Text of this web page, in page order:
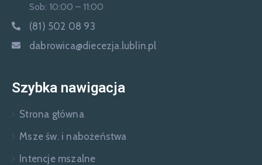
Sob: 10:00 – 11:00
(81) 502 08 93
dabrowica@diecezja.lublin.pl
Szybka nawigacja
Strona główna
Msze św. i nabożeństwa
Intencje mszalne